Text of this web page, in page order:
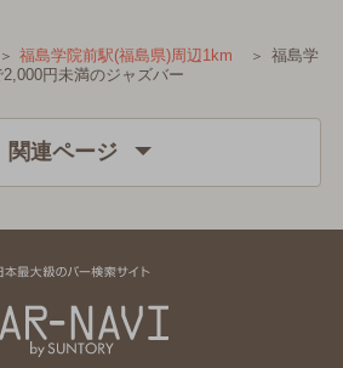
福島学院前駅(福島県)周辺1km
福島学
円未満のジャズバー
関連ページ